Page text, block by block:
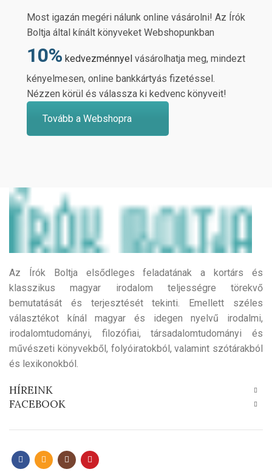
Most igazán megéri nálunk online vásárolni! Az Írók
Boltja által kínált könyveket Webshopunkban
10% kedvezménnyel vásárolhatja meg, mindezt
kényelmesen, online bankkártyás fizetéssel.
Nézzen körül és válassza ki kedvenc könyveit!
Tovább a Webshopra
Az Írók Boltja elsődleges feladatának a kortárs és
klasszikus magyar irodalom teljességre törekvő
bemutatását és terjesztését tekinti. Emellett széles
választékot kínál magyar és idegen nyelvű irodalmi,
irodalomtudományi, filozófiai, társadalomtudományi és
művészeti könyvekből, folyóiratokból, valamint szótárakból
és lexikonokból.
HÍREINK
FACEBOOK